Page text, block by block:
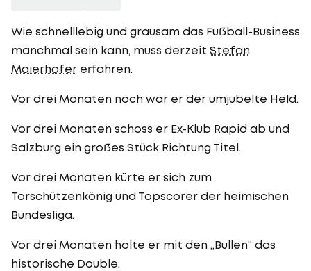
Wie schnelllebig und grausam das Fußball-Business
manchmal sein kann, muss derzeit Stefan
Maierhofer erfahren.
Vor drei Monaten noch war er der umjubelte Held.
Vor drei Monaten schoss er Ex-Klub Rapid ab und
Salzburg ein großes Stück Richtung Titel.
Vor drei Monaten kürte er sich zum
Torschützenkönig und Topscorer der heimischen
Bundesliga.
Vor drei Monaten holte er mit den „Bullen“ das
historische Double.